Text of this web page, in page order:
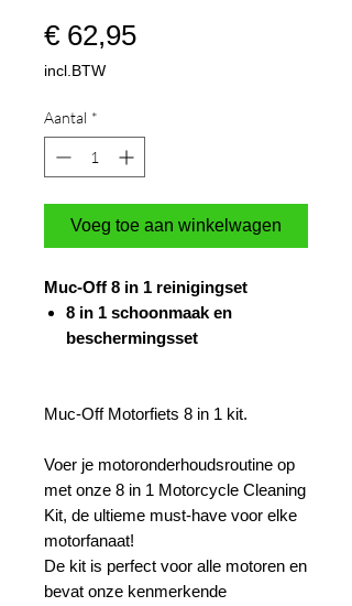
€ 62,95Prijs
incl.BTW
Aantal *
Voeg toe aan winkelwagen
Muc-Off 8 in 1 reinigingset
8 in 1 schoonmaak en
beschermingsset
Muc-Off Motorfiets 8 in 1 kit.
Voer je motoronderhoudsroutine op
met onze 8 in 1 Motorcycle Cleaning
Kit, de ultieme must-have voor elke
motorfanaat!
De kit is perfect voor alle motoren en
bevat onze kenmerkende